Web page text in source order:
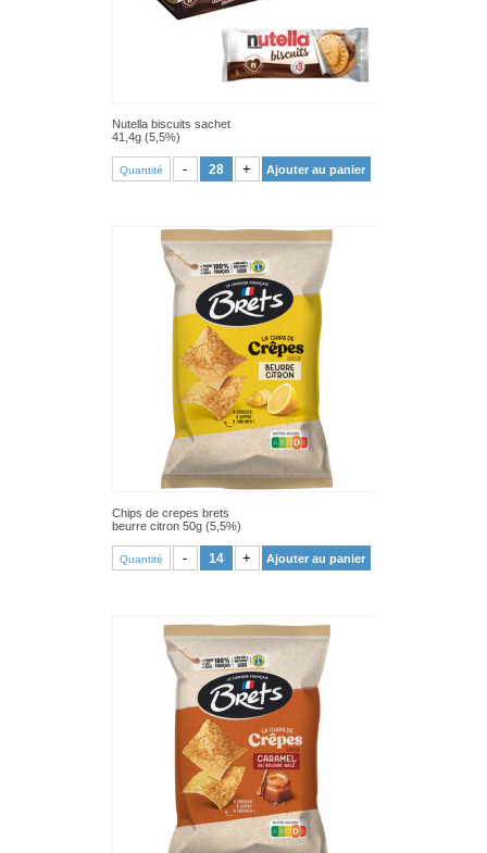
Nutella biscuits sachet
41,4g (5,5%)
Quantité - + Ajouter au panier
Chips de crepes brets
beurre citron 50g (5,5%)
Quantité - + Ajouter au panier